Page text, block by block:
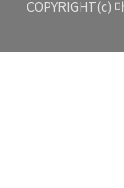
COPYRIGHT(c)